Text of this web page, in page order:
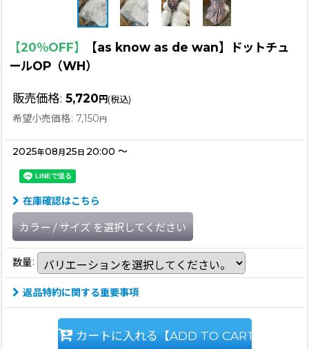
【20％OFF】
【as know as de wan】ドットチュ
ールOP（WH）
販売価格: 5,720円(税込)
希望小売価格: 7,150円
2025年08月 25日 20:00 ～
在庫確認はこちら
カラー / サイズ を選択してください
数量:
返品特約に関する重要事項
カートに入れる【ADD TO CART】